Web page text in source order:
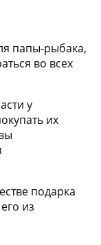
папы-рыбака,
во всех
у
их
подарка
из